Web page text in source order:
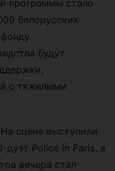
программы стало
белорусских
будут
с тяжелыми
сцене выступили
дуэт Police in Paris, а
вечера стал